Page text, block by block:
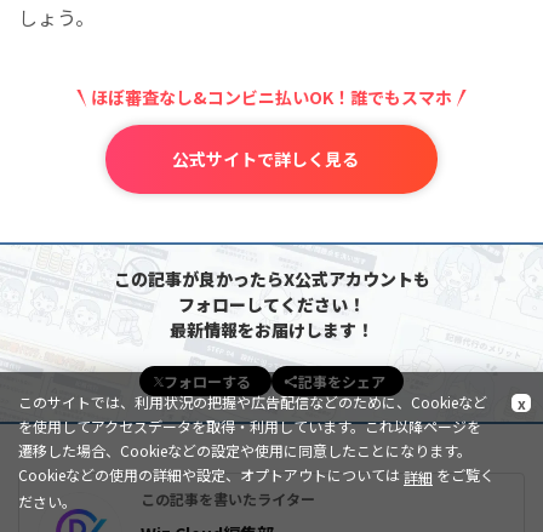
しょう。
ほぼ審査なし&コンビニ払いOK！誰でもスマホ
公式サイトで詳しく見る
この記事が良かったらX公式アカウントも
フォローしてください！
最新情報をお届けします！
フォローする 記事をシェア
この記事を書いたライター
このサイトでは、利用状況の把握や広告配信などのために、Cookieなど
を使用してアクセスデータを取得・利用しています。これ以降ページを
遷移した場合、Cookieなどの設定や使用に同意したことになります。
Cookieなどの使用の詳細や設定、オプトアウトについては詳細
x
をご覧く
ださい。